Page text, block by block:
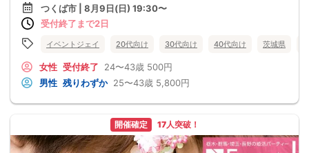
つくば市 | 8月9日(日) 19:30〜
受付終了まで2日
イベントジェイ 20代向け 30代向け 40代向け 茨城県
女性 受付終了 24〜43歳 500円
男性 残りわずか 25〜43歳 5,800円
開催確定 17人突破！